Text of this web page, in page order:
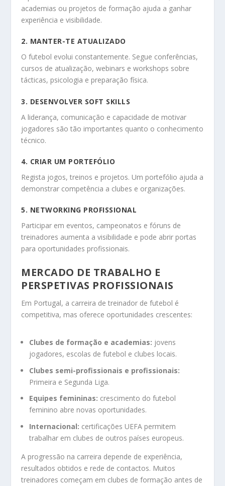
academias ou projetos de formação ajuda a ganhar
experiência e visibilidade.
2. MANTER-TE ATUALIZADO
O futebol evolui constantemente. Segue conferências,
cursos de atualização, webinars e workshops sobre
tácticas, psicologia e preparação física.
3. DESENVOLVER SOFT SKILLS
A liderança, comunicação e capacidade de motivar
jogadores são tão importantes quanto o conhecimento
técnico.
4. CRIAR UM PORTEFÓLIO
Regista jogos, treinos e projetos. Um portefólio ajuda a
demonstrar competência a clubes e organizações.
5. NETWORKING PROFISSIONAL
Participar em eventos, campeonatos e fóruns de
treinadores aumenta a visibilidade e pode abrir portas
para oportunidades profissionais.
MERCADO DE TRABALHO E
PERSPETIVAS PROFISSIONAIS
Em Portugal, a carreira de treinador de futebol é
competitiva, mas oferece oportunidades crescentes:
Clubes de formação e academias: jovens
jogadores, escolas de futebol e clubes locais.
Clubes semi-profissionais e profissionais:
Primeira e Segunda Liga.
Equipes femininas: crescimento do futebol
feminino abre novas oportunidades.
Internacional: certificações UEFA permitem
trabalhar em clubes de outros países europeus.
A progressão na carreira depende de experiência,
resultados obtidos e rede de contactos. Muitos
treinadores começam em clubes de formação antes de